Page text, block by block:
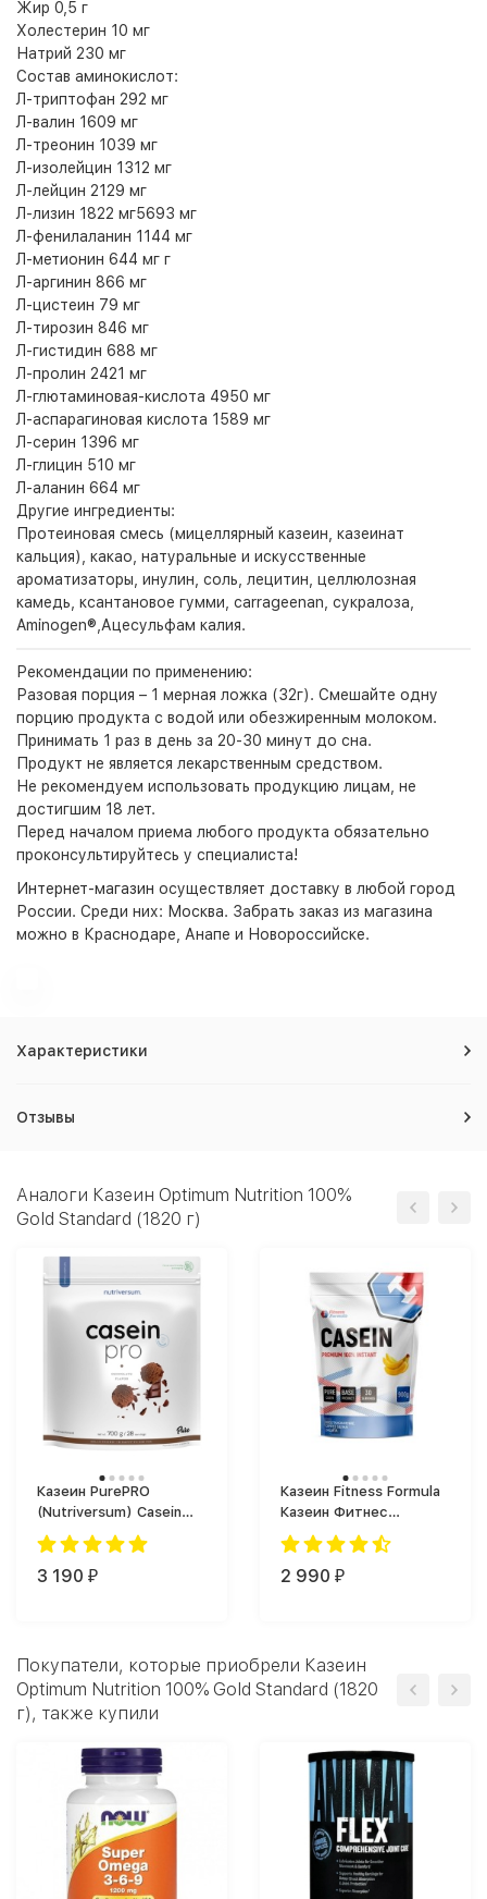
Жир 0,5 г
Холестерин 10 мг
Натрий 230 мг
Состав аминокислот:
Л-триптофан 292 мг
Л-валин 1609 мг
Л-треонин 1039 мг
Л-изолейцин 1312 мг
Л-лейцин 2129 мг
Л-лизин 1822 мг5693 мг
Л-фенилаланин 1144 мг
Л-метионин 644 мг г
Л-аргинин 866 мг
Л-цистеин 79 мг
Л-тирозин 846 мг
Л-гистидин 688 мг
Л-пролин 2421 мг
Л-глютаминовая-кислота 4950 мг
Л-аспарагиновая кислота 1589 мг
Л-серин 1396 мг
Л-глицин 510 мг
Л-аланин 664 мг
Другие ингредиенты:
Протеиновая смесь (мицеллярный казеин, казеинат
кальция), какао, натуральные и искусственные
ароматизаторы, инулин, соль, лецитин, целлюлозная
камедь, ксантановое гумми, carrageenan, сукралоза,
Aminogen®,Ацесульфам калия.
Рекомендации по применению:
Разовая порция – 1 мерная ложка (32г). Смешайте одну
порцию продукта с водой или обезжиренным молоком.
Принимать 1 раз в день за 20-30 минут до сна.
Продукт не является лекарственным средством.
Не рекомендуем использовать продукцию лицам, не
достигшим 18 лет.
Перед началом приема любого продукта обязательно
проконсультируйтесь у специалиста!
Интернет-магазин осуществляет доставку в любой город
России. Среди них: Москва. Забрать заказ из магазина
можно в Краснодаре, Анапе и Новороссийске.
Характеристики
Отзывы
Аналоги Казеин Optimum Nutrition 100%
Gold Standard (1820 г)
Казеин PurePRO
(Nutriversum) Casein
Pro (700 г)
3 190 ₽
Казеин Fitness Formula
Казеин Фитнес
Формула (900 г)
2 990 ₽
Покупатели, которые приобрели Казеин
Optimum Nutrition 100% Gold Standard (1820
г), также купили